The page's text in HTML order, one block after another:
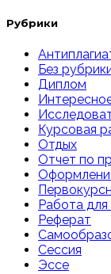
Рубрики
Без
Диплом
Курсовая
Отдых
Отчет по
Работа
Реферат
Сессия
Эссе